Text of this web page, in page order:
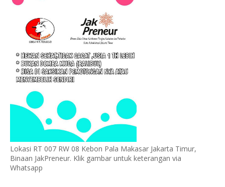
Lokasi RT 007 RW 08 Kebon Pala Makasar Jakarta Timur,
Binaan JakPreneur. Klik gambar untuk keterangan via
Whatsapp